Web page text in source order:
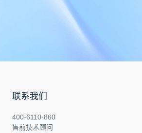
联系我们
400-6110-860
售前技术顾问